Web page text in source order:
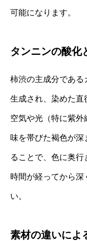
可能になります。
タンニンの酸化
柿渋の主成分である
生成され、染めた直
空気や光（特に紫
味を帯びた褐色が深
ることで、色に奥
時間が経ってから深
い。
素材の違いによ